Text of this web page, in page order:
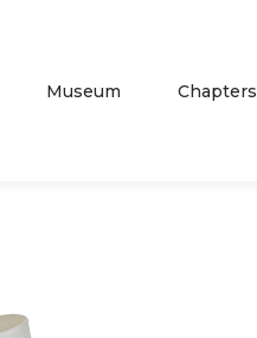
Museum Chapters